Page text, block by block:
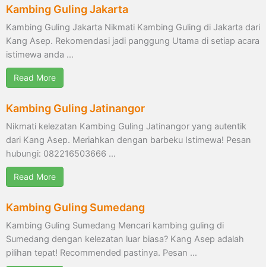
Kambing Guling Jakarta
Kambing Guling Jakarta Nikmati Kambing Guling di Jakarta dari
Kang Asep. Rekomendasi jadi panggung Utama di setiap acara
istimewa anda …
Read More
Kambing Guling Jatinangor
Nikmati kelezatan Kambing Guling Jatinangor yang autentik
dari Kang Asep. Meriahkan dengan barbeku Istimewa! Pesan
hubungi: 082216503666 …
Read More
Kambing Guling Sumedang
Kambing Guling Sumedang Mencari kambing guling di
Sumedang dengan kelezatan luar biasa? Kang Asep adalah
pilihan tepat! Recommended pastinya. Pesan …